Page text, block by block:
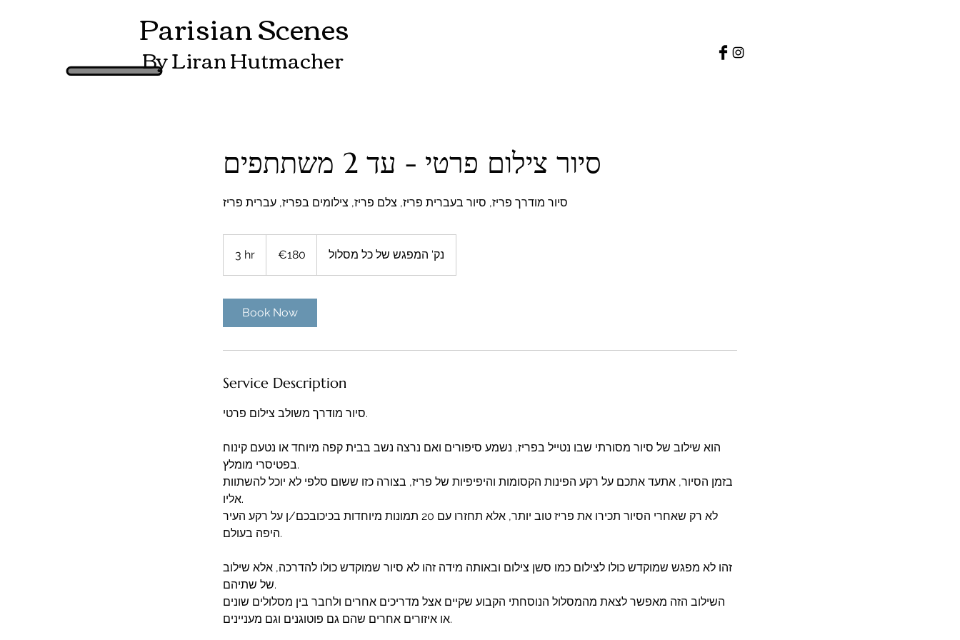
Parisian Scenes
By Liran Hutmacher
סיור צילום פרטי - עד 2 משתתפים
סיור מודרך פריז, סיור בעברית פריז, צלם פריז, צילומים בפריז, עברית פריז
3 hr
h
€180 נק' המפגש של כל מסלול
Book Now
Service Description
סיור מודרך משולב צילום פרטי.
הוא שילוב של סיור מסורתי שבו נטייל בפריז, נשמע סיפורים ואם נרצה נשב בבית קפה מיוחד או נטעם קינוח
בפטיסרי מומלץ.
בזמן הסיור, אתעד אתכם על רקע הפינות הקסומות והיפיפיות של פריז, בצורה כזו ששום סלפי לא יוכל להשתוות
אליו.
לא רק שאחרי הסיור תכירו את פריז טוב יותר, אלא תחזרו עם 20 תמונות מיוחדות בכיכובכם/ן על רקע העיר
היפה בעולם.
זהו לא מפגש שמוקדש כולו לצילום כמו סשן צילום ובאותה מידה זהו לא סיור שמוקדש כולו להדרכה, אלא שילוב
של שתיהם.
השילוב הזה מאפשר לצאת מהמסלול הנוסחתי הקבוע שקיים אצל מדריכים אחרים ולחבר בין מסלולים שונים
או איזורים אחרים שהם גם פוטוגנים וגם מעניינים.